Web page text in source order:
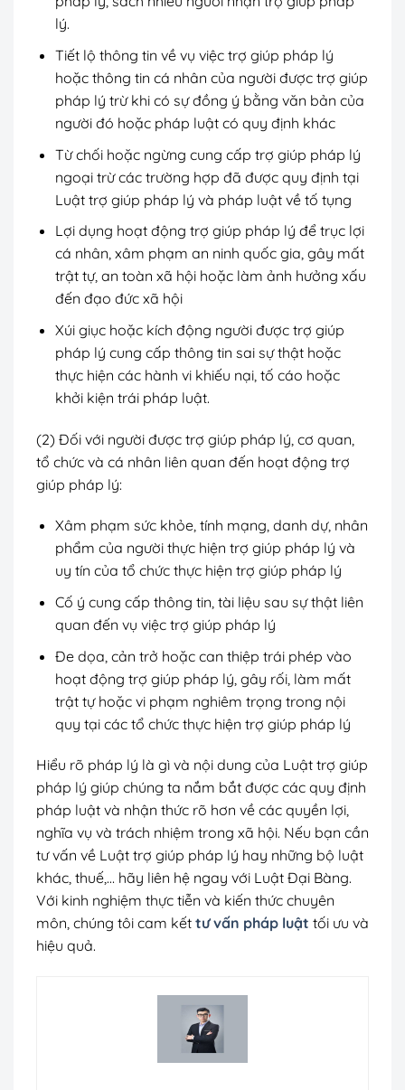
lý.
Tiết lộ thông tin về vụ việc trợ giúp pháp lý
hoặc thông tin cá nhân của người được trợ giúp
pháp lý trừ khi có sự đồng ý bằng văn bản của
người đó hoặc pháp luật có quy định khác
Từ chối hoặc ngừng cung cấp trợ giúp pháp lý
ngoại trừ các trường hợp đã được quy định tại
Luật trợ giúp pháp lý và pháp luật về tố tụng
Lợi dụng hoạt động trợ giúp pháp lý để trục lợi
cá nhân, xâm phạm an ninh quốc gia, gây mất
trật tự, an toàn xã hội hoặc làm ảnh hưởng xấu
đến đạo đức xã hội
Xúi giục hoặc kích động người được trợ giúp
pháp lý cung cấp thông tin sai sự thật hoặc
thực hiện các hành vi khiếu nại, tố cáo hoặc
khởi kiện trái pháp luật.
(2) Đối với người được trợ giúp pháp lý, cơ quan,
tổ chức và cá nhân liên quan đến hoạt động trợ
giúp pháp lý:
Xâm phạm sức khỏe, tính mạng, danh dự, nhân
phẩm của người thực hiện trợ giúp pháp lý và
uy tín của tổ chức thực hiện trợ giúp pháp lý
Cố ý cung cấp thông tin, tài liệu sau sự thật liên
quan đến vụ việc trợ giúp pháp lý
Đe dọa, cản trở hoặc can thiệp trái phép vào
hoạt động trợ giúp pháp lý, gây rối, làm mất
trật tự hoặc vi phạm nghiêm trọng trong nội
quy tại các tổ chức thực hiện trợ giúp pháp lý
Hiểu rõ pháp lý là gì và nội dung của Luật trợ giúp
pháp lý giúp chúng ta nắm bắt được các quy định
pháp luật và nhận thức rõ hơn về các quyền lợi,
nghĩa vụ và trách nhiệm trong xã hội. Nếu bạn cần
tư vấn về Luật trợ giúp pháp lý hay những bộ luật
khác, thuế,… hãy liên hệ ngay với Luật Đại Bàng.
Với kinh nghiệm thực tiễn và kiến thức chuyên
môn, chúng tôi cam kết tư vấn pháp luật tối ưu và
hiệu quả.